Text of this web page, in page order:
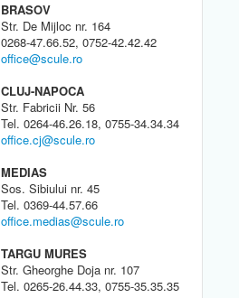
BRASOV
Str. De Mijloc nr. 164
0268-47.66.52, 0752-42.42.42
office@scule.ro
CLUJ-NAPOCA
Str. Fabricii Nr. 56
Tel. 0264-46.26.18, 0755-34.34.34
office.cj@scule.ro
MEDIAS
Sos. Sibiului nr. 45
Tel. 0369-44.57.66
office.medias@scule.ro
TARGU MURES
Str. Gheorghe Doja nr. 107
Tel. 0265-26.44.33, 0755-35.35.35